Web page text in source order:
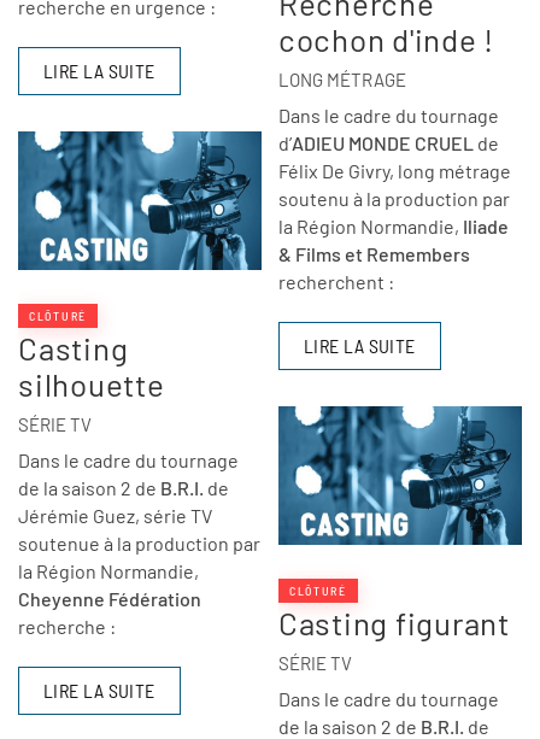
recherche en urgence :
LIRE LA SUITE
CLÔTURÉ
Casting
silhouette
SÉRIE TV
Dans le cadre du tournage
de la saison 2 de B.R.I. de
Jérémie Guez, série TV
soutenue à la production par
la Région Normandie,
Cheyenne Fédération
recherche :
LIRE LA SUITE
cochon d'inde !
LONG MÉTRAGE
Dans le cadre du tournage
d’ADIEU MONDE CRUEL de
Félix De Givry, long métrage
soutenu à la production par
la Région Normandie, Iliade
& Films et Remembers
recherchent :
LIRE LA SUITE
CLÔTURÉ
Casting figurant
SÉRIE TV
Dans le cadre du tournage
de la saison 2 de B.R.I. de